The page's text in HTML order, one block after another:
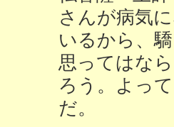
さんが病気
いるから、
思ってはな
ろう。よっ
だ。